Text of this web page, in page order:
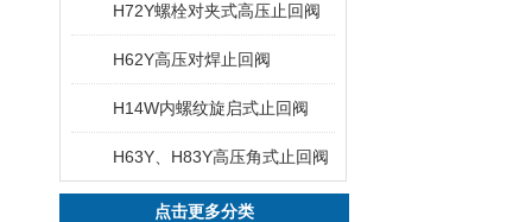
H72Y螺栓对夹式高压止回阀
H62Y高压对焊止回阀
H14W内螺纹旋启式止回阀
H63Y、H83Y高压角式止回阀
点击更多分类